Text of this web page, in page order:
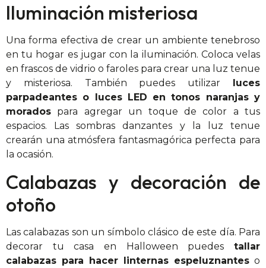
Iluminación misteriosa
Una forma efectiva de crear un ambiente tenebroso
en tu hogar es jugar con la iluminación. Coloca velas
en frascos de vidrio o faroles para crear una luz tenue
y misteriosa. También puedes utilizar
luces
parpadeantes o luces LED en tonos naranjas y
morados para agregar un toque de color a tus
espacios. Las sombras danzantes y la luz tenue
crearán una atmósfera fantasmagórica perfecta para
la ocasión.
Calabazas y decoración de
otoño
Las calabazas son un símbolo clásico de este día. Para
decorar tu casa en Halloween puedes tallar
calabazas para hacer linternas espeluznantes o